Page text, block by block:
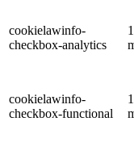
cookielawinfo-
checkbox-analytics
cookielawinfo-
checkbox-functional